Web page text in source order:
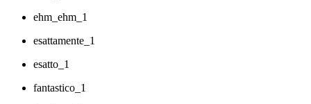
ehm_ehm_1
esattamente_1
esatto_1
fantastico_1